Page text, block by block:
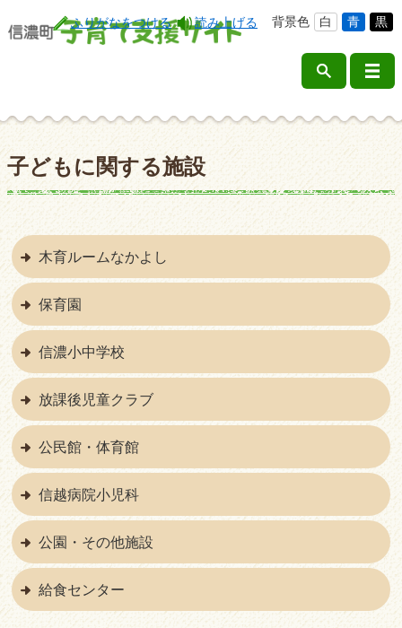
ふりがなをつける 読み上げる 背景色 白 青 黒
子どもに関する施設
木育ルームなかよし
保育園
信濃小中学校
放課後児童クラブ
公民館・体育館
信越病院小児科
公園・その他施設
給食センター